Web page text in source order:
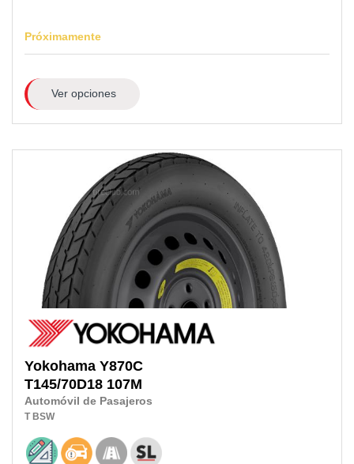
Próximamente
Ver opciones
Yokohama Y870C
T145/70D18 107M
Automóvil de Pasajeros
T BSW